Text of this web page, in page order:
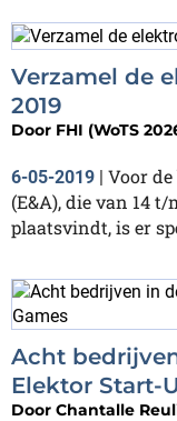
Verzamel de
2019
Door FHI (WoTS
6-05-2019 | Voor
(E&A), die van 14
plaatsvindt, is er
Acht
Elektor Start-
Door Chantalle